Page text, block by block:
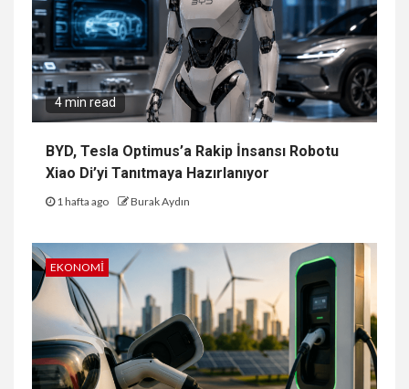
4 min read
BYD, Tesla Optimus’a Rakip İnsansı Robotu
Xiao Di’yi Tanıtmaya Hazırlanıyor
1 hafta ago Burak Aydın
EKONOMI